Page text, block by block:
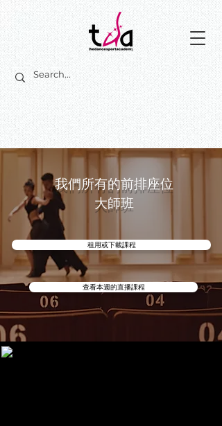
我們所有的前排座位
大師班
租用或下載課程
查看本週的直播課程